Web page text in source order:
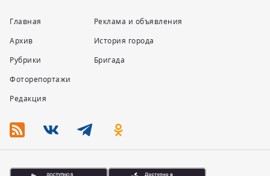
Главная
Архив
Рубрики
Фоторепортажи
Редакция
Реклама и объявления
История города
Бригада